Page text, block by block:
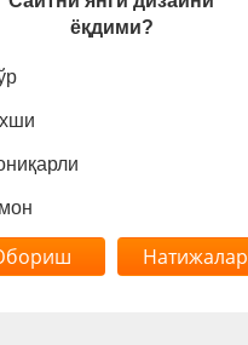
ёқдими?
Натижалар